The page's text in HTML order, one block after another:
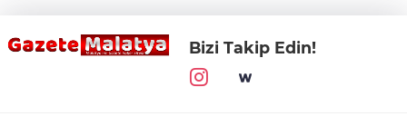
Bizi Takip Edin!